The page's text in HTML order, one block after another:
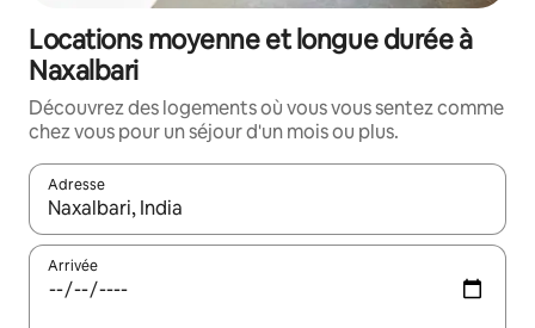
Locations moyenne et longue durée à
Naxalbari
Découvrez des logements où vous vous sentez comme
chez vous pour un séjour d'un mois ou plus.
Adresse
Lorsque les résultats s'affichent, utilisez les flèches vers le
Arrivée